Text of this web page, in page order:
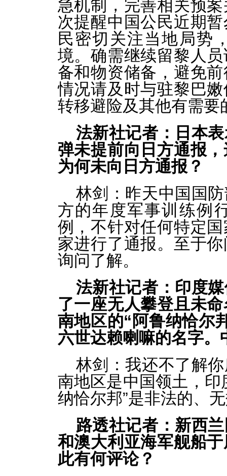
急机制，完善相关预
次提醒中国公民近期
民密切关注当地局势
境。确需继续留黎人
备和物资储备，避免
情况请及时与驻黎巴
转移避险及其他有需要
法新社记者：日本
弹未提前向日方通报
为何未向日方通报？
林剑：昨天中国国
方的年度军事训练例
例，不针对任何特定
家进行了通报。至于
询问了解。
法新社记者：印度
了一座无人攀登且未
南地区的“阿鲁纳恰尔
六世达赖喇嘛的名字。
林剑：我还不了解
南地区是中国领土，印
纳恰尔邦”是非法的、
路透社记者：新西
和澳大利亚海军舰船
此有何评论？